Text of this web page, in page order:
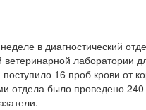
в диагностический
ветеринарной лаборатории
16 проб крови от
отдела было проведено